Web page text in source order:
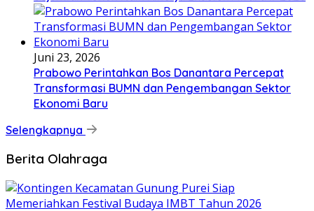
Juni 23, 2026
Prabowo Perintahkan Bos Danantara Percepat
Transformasi BUMN dan Pengembangan Sektor
Ekonomi Baru
Selengkapnya
Berita Olahraga